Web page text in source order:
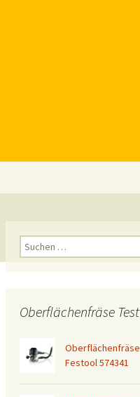
Suchen
nach:
Oberflächenfräse Test
Oberflächenfräse
Festool 574341